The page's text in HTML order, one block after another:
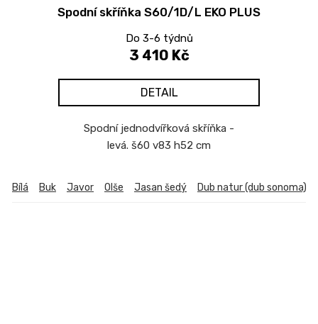
Spodní skříňka S60/1D/L EKO PLUS
Do 3-6 týdnů
3 410 Kč
DETAIL
Spodní jednodvířková skříňka -
levá. š60 v83 h52 cm
Bílá Buk Javor Olše Jasan šedý Dub natur (dub sonoma)